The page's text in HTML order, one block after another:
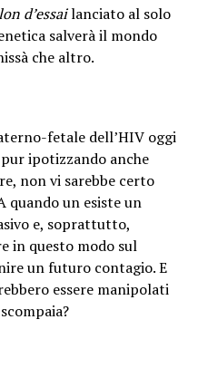
d’essailanciato al solo
salverà il mondo
che altro.
fetale dell’HIV oggi
ipotizzando anche
non vi sarebbe certo
quando un esiste un
e, soprattutto,
in questo modo sul
un futuro contagio. E
essere manipolati